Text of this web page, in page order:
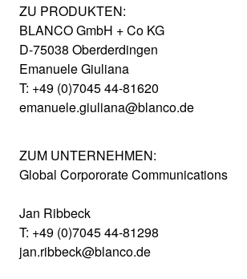
ZU PRODUKTEN:
BLANCO GmbH + Co KG
D-75038 Oberderdingen
Emanuele Giuliana
T: +49 (0)7045 44-81620
emanuele.giuliana@blanco.de
ZUM UNTERNEHMEN:
Global Corpororate Communications
Jan Ribbeck
T: +49 (0)7045 44-81298
jan.ribbeck@blanco.de